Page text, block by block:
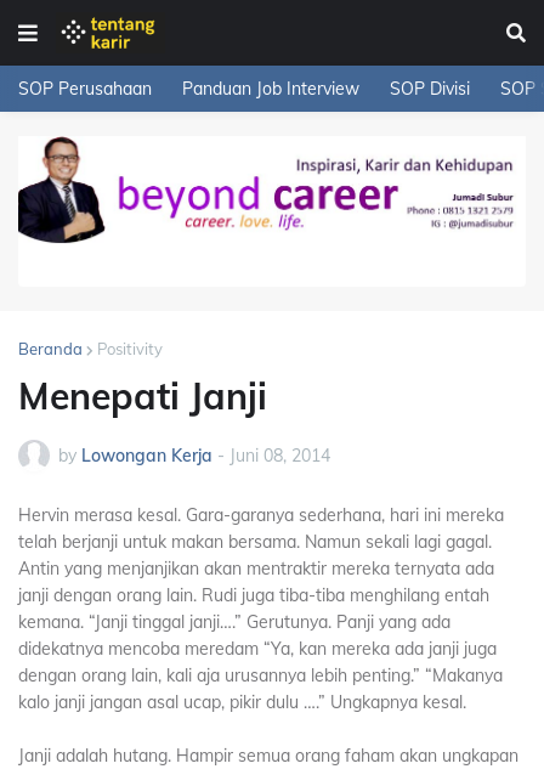
SOP Perusahaan Panduan Job Interview SOP Divisi SOP
Beranda Positivity
Menepati Janji
by Lowongan Kerja - Juni 08, 2014
Hervin merasa kesal. Gara-garanya sederhana, hari ini mereka
telah berjanji untuk makan bersama. Namun sekali lagi gagal.
Antin yang menjanjikan akan mentraktir mereka ternyata ada
janji dengan orang lain. Rudi juga tiba-tiba menghilang entah
kemana. “Janji tinggal janji….” Gerutunya. Panji yang ada
didekatnya mencoba meredam “Ya, kan mereka ada janji juga
dengan orang lain, kali aja urusannya lebih penting.” “Makanya
kalo janji jangan asal ucap, pikir dulu ….” Ungkapnya kesal.
Janji adalah hutang. Hampir semua orang faham akan ungkapan